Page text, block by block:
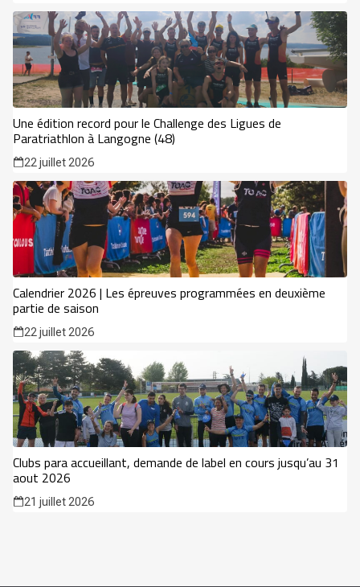
Une édition record pour le Challenge des Ligues de
Paratriathlon à Langogne (48)
22 juillet 2026
Calendrier 2026 | Les épreuves programmées en deuxième
partie de saison
22 juillet 2026
Clubs para accueillant, demande de label en cours jusqu’au 31
aout 2026
21 juillet 2026